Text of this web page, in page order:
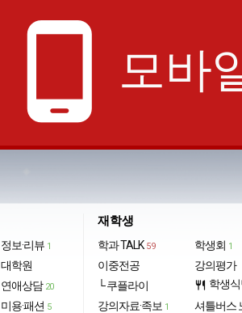
phone_android 모바
정보·리뷰 1
대학원
연애상담 20
미용·패션 5
재학생
학과 TALK 59
이중전공
└ 쿠플라이
강의자료·족보 1
학생회 1
강의평가
restaurant 학생
셔틀버스